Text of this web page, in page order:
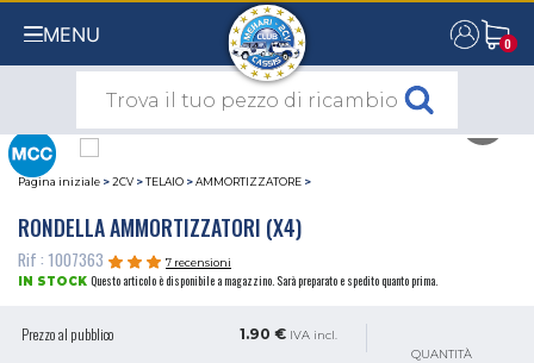
MENU 0
0
Pagina iniziale >2CV >TELAIO >AMMORTIZZATORE >
RONDELLA AMMORTIZZATORI (X4)
Rif : 1007363
7 recensioni
IN STOCK Questo articolo è disponibile a magazzino. Sarà preparato e spedito quanto prima.
Prezzo al pubblico 1.90 € IVA incl.
QUANTITÀ